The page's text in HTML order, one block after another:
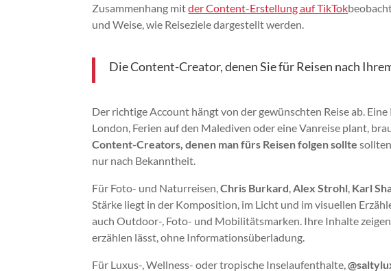
Zusammenhang mitder Content-Erstellung auf TikTok
und Weise, wie Reiseziele dargestellt werden.
Die Content-Creator, denen Sie für Reisen nach
Der richtige Account hängt von der gewünschten Reise ab.
London, Ferien auf den Malediven oder eine Vanreise plant,
Content-Creators, denen man fürs Reisen folgen sollte
nur nach Bekanntheit.
Für Foto- und Naturreisen,Chris Burkard,Alex Strohl, Karl
Stärke liegt in der Komposition, im Licht und im visuellen
auch Outdoor-, Foto- und Mobilitätsmarken. Ihre Inhalte
erzählen lässt, ohne Informationsüberladung.
Für Luxus-, Wellness- oder tropische Inselaufenthalte,